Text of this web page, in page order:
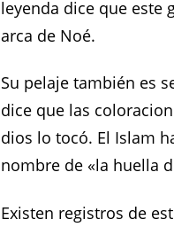
leyenda dice que este
arca de Noé.
Su pelaje también es
dice que las
dios lo tocó. El Islam
nombre de «la huella
Existen registros de